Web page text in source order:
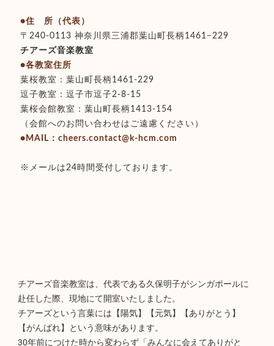
●住 所（代表）
〒240-0113 神奈川県三浦郡葉山町長柄1461−229
チアーズ音楽教室
●各教室住所
葉桜教室：葉山町長柄1461-229
逗子教室：逗子市逗子2-8-15
葉桜会館教室：葉山町長柄1413-154
（会館へのお問い合わせはご遠慮ください）
●MAIL：cheers.contact@k-hcm.com
※メールは24時間受付しております。
チアーズ音楽教室は、代表である久保明子がシンガポールに
赴任した際、現地にて開室いたしました。
チアーズという言葉には【陽気】【元気】【ありがとう】
【がんばれ】という意味があります。
30年前につけた時から変わらず「みんなに会えてありがと